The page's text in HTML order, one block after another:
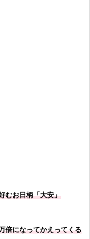
むお日柄「大安」
倍になってかえってくる